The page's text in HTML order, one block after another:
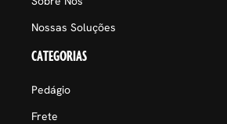
Nossas Soluções
CATEGORIAS
Pedágio
Frete